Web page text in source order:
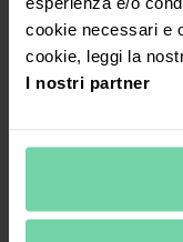
cookie necessari e
cookie, leggi la
I nostri partner